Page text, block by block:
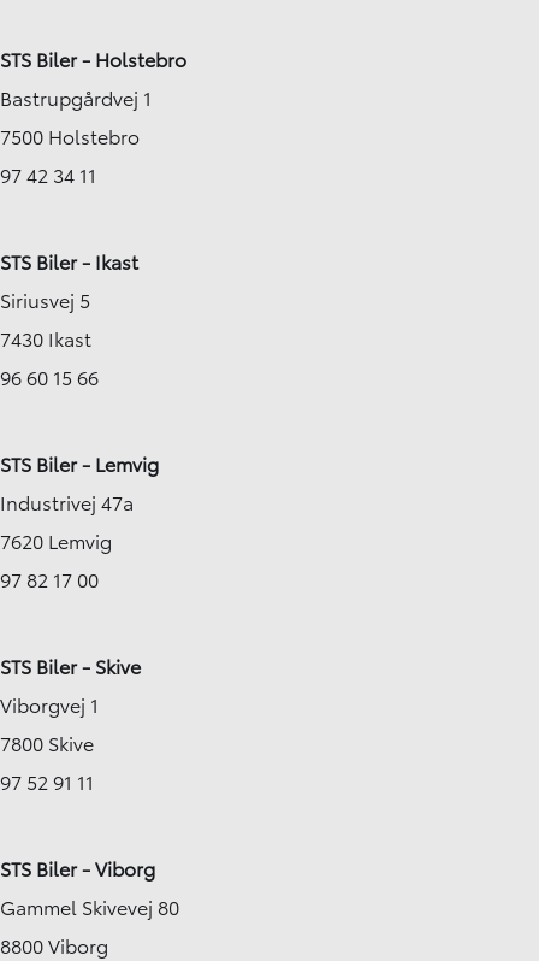
STS Biler - Holstebro
Bastrupgårdvej 1
7500 Holstebro
97 42 34 11
STS Biler - Ikast
Siriusvej 5
7430 Ikast
96 60 15 66
STS Biler - Lemvig
Industrivej 47a
7620 Lemvig
97 82 17 00
STS Biler - Skive
Viborgvej 1
7800 Skive
97 52 91 11
STS Biler - Viborg
Gammel Skivevej 80
8800 Viborg